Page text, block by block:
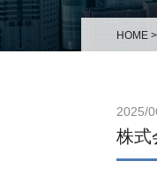
HOME >
2025/
株